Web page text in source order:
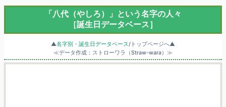
「八代（やしろ）」という名字の人々
［誕生日データベース］
▲名字別・誕生日データベース/トップページへ▲
≪データ作成：ストローワラ（Straw-wara）≫